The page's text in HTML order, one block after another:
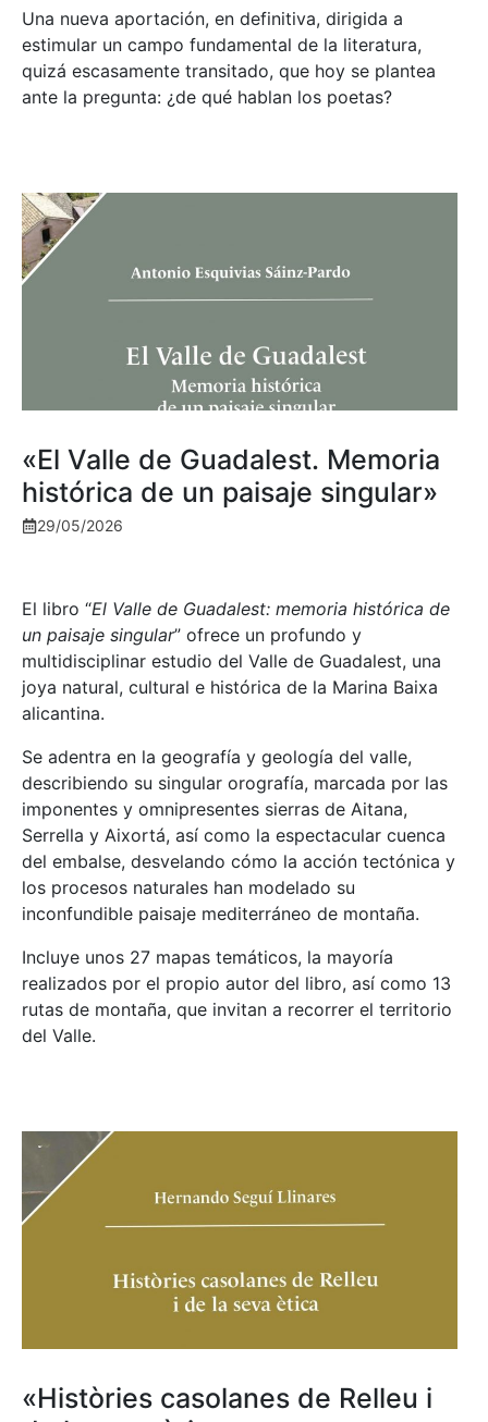
Una nueva aportación, en definitiva, dirigida a
estimular un campo fundamental de la literatura,
quizá escasamente transitado, que hoy se plantea
ante la pregunta: ¿de qué hablan los poetas?
«El Valle de Guadalest. Memoria
histórica de un paisaje singular»
29/05/2026
El libro “El Valle de Guadalest: memoria histórica de
un paisaje singular” ofrece un profundo y
multidisciplinar estudio del Valle de Guadalest, una
joya natural, cultural e histórica de la Marina Baixa
alicantina.
Se adentra en la geografía y geología del valle,
describiendo su singular orografía, marcada por las
imponentes y omnipresentes sierras de Aitana,
Serrella y Aixortá, así como la espectacular cuenca
del embalse, desvelando cómo la acción tectónica y
los procesos naturales han modelado su
inconfundible paisaje mediterráneo de montaña.
Incluye unos 27 mapas temáticos, la mayoría
realizados por el propio autor del libro, así como 13
rutas de montaña, que invitan a recorrer el territorio
del Valle.
«Històries casolanes de Relleu i